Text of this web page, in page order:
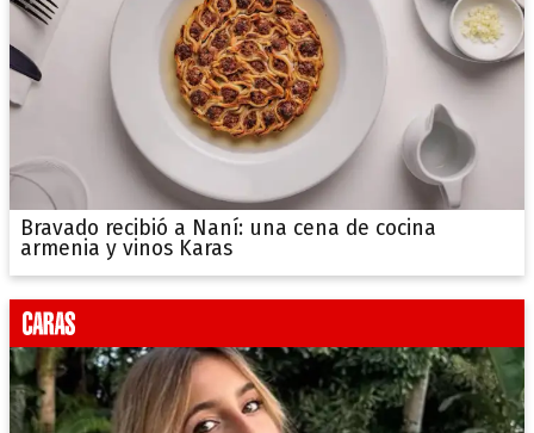
Bravado recibió a Naní: una cena de cocina
armenia y vinos Karas